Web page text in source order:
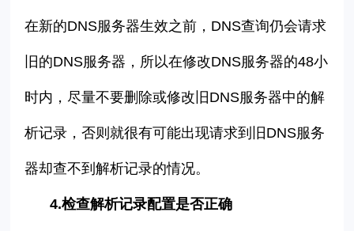
在新的DNS服务器生效之前， DNS查询仍会请求
旧的DNS服务器，所以在修改DNS服务器的48小
时内，尽量不要删除或修改旧 DNS服务器中的解
析记录，否则就很有可能出现请求到旧 DNS服务
器却查不到解析记录的情况。
4.检查解析记录配置是否正确